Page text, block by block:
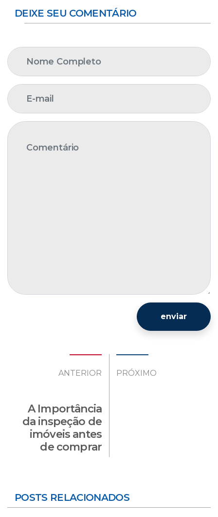
DEIXE SEU COMENTÁRIO
enviar
ANTERIOR
A Importância
da inspeção de
imóveis antes
de comprar
PRÓXIMO
POSTS RELACIONADOS